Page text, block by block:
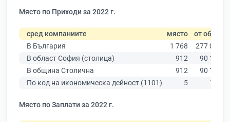
Място по Приходи за 2022 г.
сред компаниите място от общо
В България
1 768
277 019
В област София (столица)
912
90 178
В община Столична
912
90 178
По код на икономическа дейност (1101)
5 144
Място по Заплати за 2022 г.